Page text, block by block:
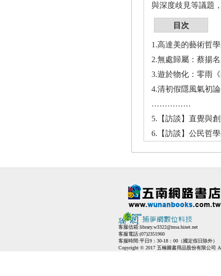
與深度歧見等議題
目次
1.高達美的藝術哲
2.無處歸屬：蔡揚
3.遊於物化：零雨
4.清初假隱風氣初
……………
5.【訪談】直覺與
6.【訪談】公民哲
客服信箱:library.w3322@msa.hinet.net
客服電話:(07)2351960
客服時間:平日9：30-18：00（國定假日除外）
Copyright © 2017 五楠圖書用品股份有限公司